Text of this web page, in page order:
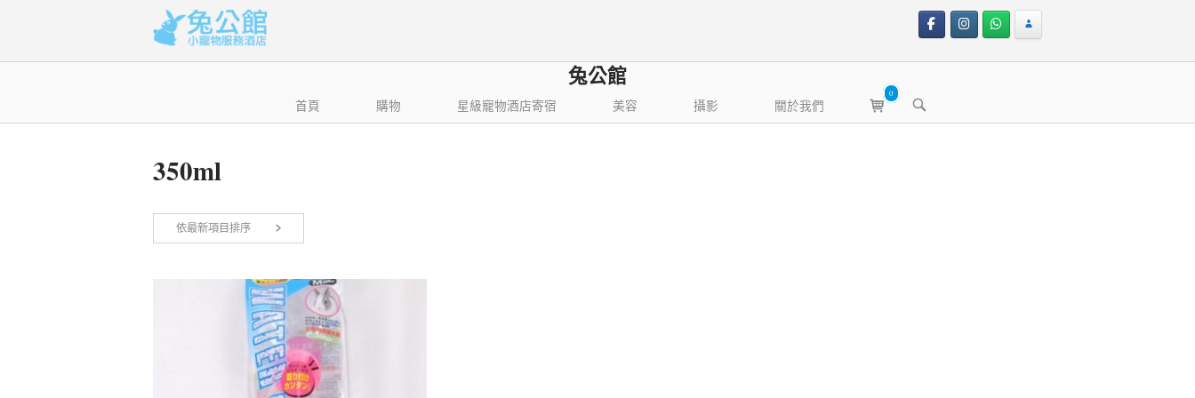
兔公館
首頁 購物 星級寵物酒店寄宿 美容 攝影 關於我們
View
shopping
0
OPEN
SEARCH
350ml
依最新項目排序